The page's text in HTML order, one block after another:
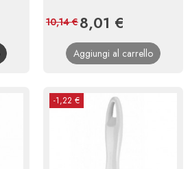
Prezzo
8,01 €
base
10,14 €
Aggiungi al carrello
-1,22 €